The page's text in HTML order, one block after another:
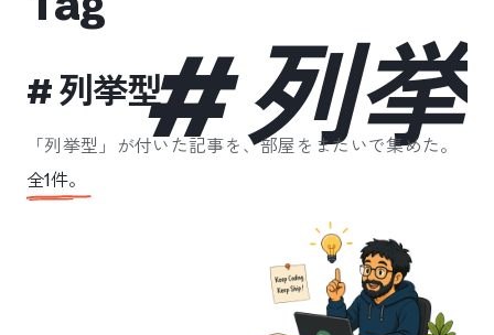
#列
#列挙型
「列挙型 」が付いた記事を、部屋をまたいで集めた。
全1件。